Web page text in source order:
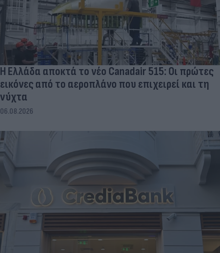
Η Ελλάδα αποκτά το νέο Canadair 515: Οι πρώτες
εικόνες από το αεροπλάνο που επιχειρεί και τη
νύχτα
06.08.2026